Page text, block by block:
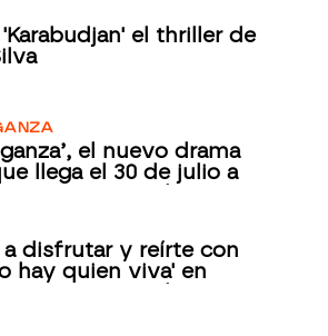
el thriller de
el nuevo drama
llega el 30 de julio a
a disfrutar y reírte con
hay quien viva' en